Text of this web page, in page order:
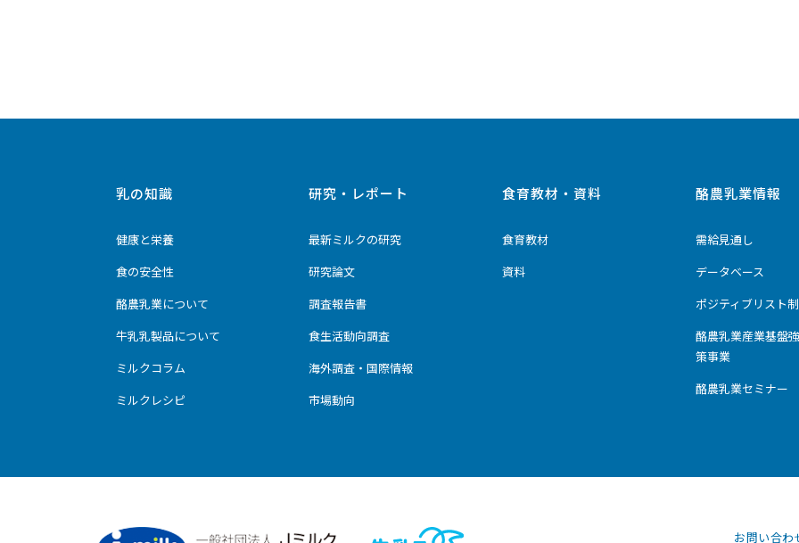
乳の知識
健康と栄養
食の安全性
酪農乳業について
牛乳乳製品について
ミルクコラム
ミルクレシピ
研究・レポート
最新ミルクの研究
研究論文
調査報告書
食生活動向調査
海外調査・国際情報
市場動向
食育教材・資料
食育教材
資料
酪農乳業情報
需給見通し
データベース
ポジティブリスト
酪農乳業産業基盤
策事業
酪農乳業セミナー
お問い合わ